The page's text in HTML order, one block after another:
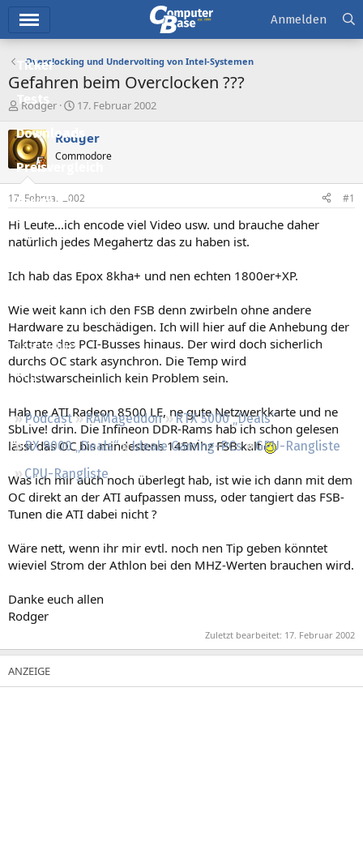
Ticker
Tests
Downloads
Preisvergleich
Forum
Aktuelles
Neueste Aktivitäten
Leserartikel
Regeln
Podcast RAMageddon
RTX 5000 „Deals“
RX 9000 „Deals“
Ideale Gaming-PCs
GPU-Rangliste
CPU-Rangliste
Anmelden
Overclocking und Undervolting von Intel-Systemen
Gefahren beim Overclocken ???
E
s
t
e
e
Rodger
E
s
t
e
l
t
a
m
17. Februar 2002
Rodger
Commodore
17. Februar 2002 #1
Hi Leute...ich encode viel Video usw. und brauche daher
natürlich jedes Megahertz das zu haben ist.
Ich hab das Epox 8kha+ und nen echten 1800er+XP.
Wie weit kann ich den FSB denn zwirbeln ohne andere
Hardware zu beschädigen. Ich will hier auf die Anhebung der
Taktrate des PCI-Busses hinaus. Der wird doch sicherlich
durchs OC stark asynchron. Die Temp wird
höchstwarscheinlich kein Problem sein.
Hab ne ATI Radeon 8500 LE, ne gute Netzwerkkarte und ne
SbLive! drin. Die Infineon DDR-Rams hab ich schon gelesen
lässt das OC bis mindestens 145Mhz FSB kalt
Was ich mir auch noch überlegt hab, ist wie ich dann mit dem
OC direkt an der ATI aufpassen muss, oder tangiert das FSB-
Tunen die ATI dabei nicht ?
Wäre nett, wenn ihr mir evtl. noch nen Tip geben könntet
wieviel Strom der Athlon bei den MHZ-Werten brauchen wird.
Danke euch allen
Rodger
Zuletzt bearbeitet: 17. Februar 2002